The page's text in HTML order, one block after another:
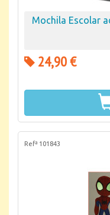
Mochila Escolar
24,90 €
Refª 101843